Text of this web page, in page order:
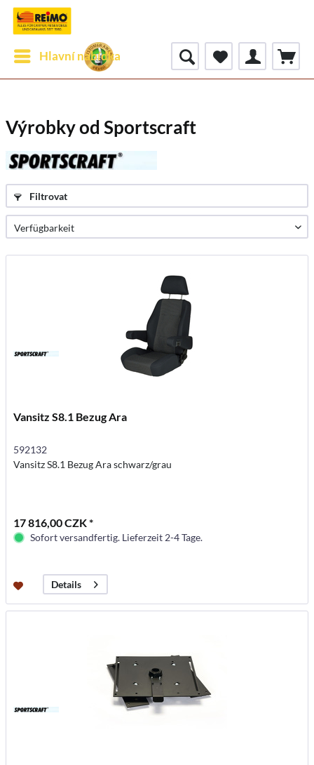
Hlavní nabídka
Výrobky od Sportscraft
Filtrovat
Vansitz S8.1 Bezug Ara
592132
Vansitz S8.1 Bezug Ara schwarz/grau
17 816,00 CZK *
Sofort versandfertig. Lieferzeit 2-4 Tage.
Details